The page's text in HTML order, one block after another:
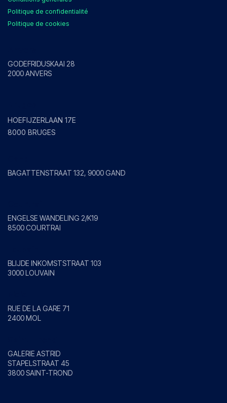
Politique de confidentialité
Politique de cookies
GODEFRIDUSKAAI 28
2000 ANVERS
HOEFIJZERLAAN 17E
8000 BRUGES
BAGATTENSTRAAT 132, 9000 GAND
ENGELSE WANDELING 2/K19
8500 COURTRAI
BLIJDE INKOMSTSTRAAT 103
3000 LOUVAIN
RUE DE LA GARE 71
2400 MOL
GALERIE ASTRID
STAPELSTRAAT 45
3800 SAINT-TROND